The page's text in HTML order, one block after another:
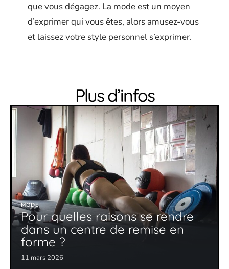
que vous dégagez. La mode est un moyen
d’exprimer qui vous êtes, alors amusez-vous
et laissez votre style personnel s’exprimer.
Plus d’infos
MODE
Pour quelles raisons se rendre
dans un centre de remise en
forme ?
11 mars 2026